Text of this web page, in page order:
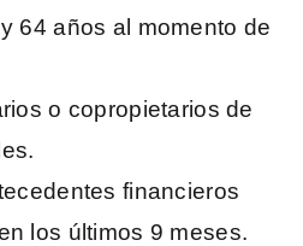
64 años al momento de
o copropietarios de
financieros
los últimos 9 meses.